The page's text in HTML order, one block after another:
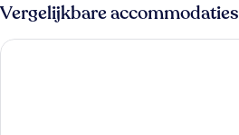
Vergelijkbare accommodaties
Pod Times Square